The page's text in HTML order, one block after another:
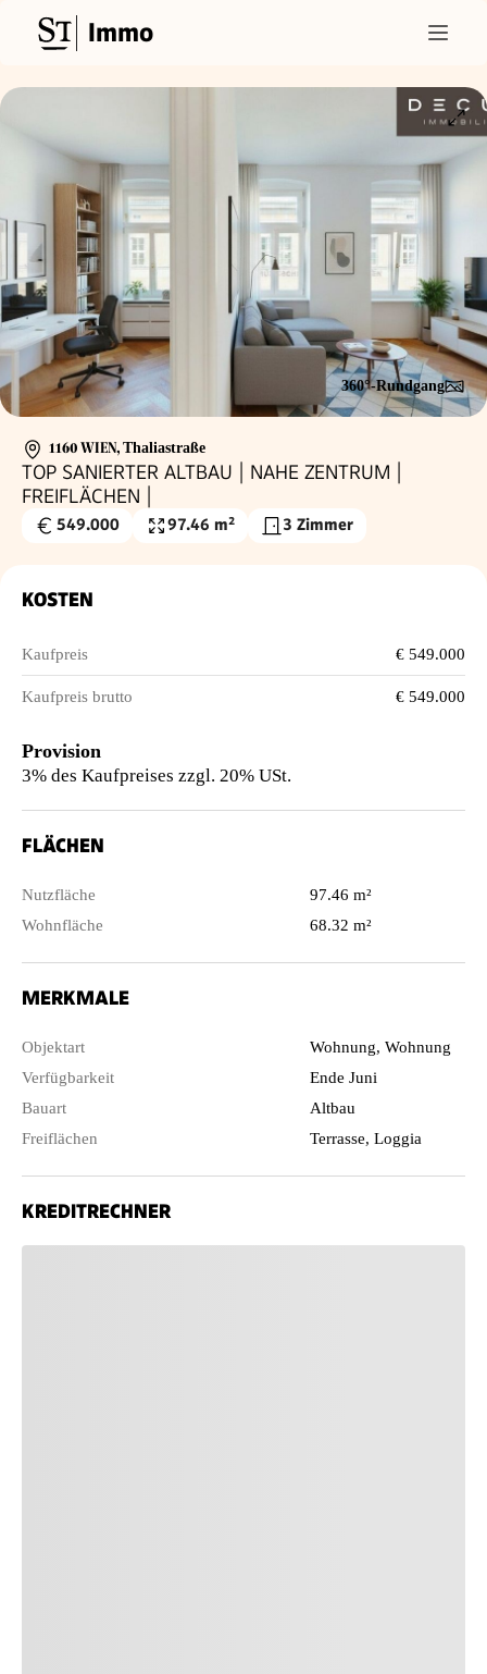
Immo
360°-Rundgang
1160 WIEN, Thaliastraße
TOP SANIERTER ALTBAU | NAHE ZENTRUM |
FREIFLÄCHEN |
Kaufpreis
549.000
Nutzfläche
97.46 m² 3 Zimmer
KOSTEN
Kaufpreis € 549.000
Kaufpreis brutto € 549.000
Provision
3% des Kaufpreises zzgl. 20% USt.
FLÄCHEN
Nutzfläche
97.46 m²
Wohnfläche
68.32 m²
MERKMALE
Objektart
Wohnung, Wohnung
Verfügbarkeit
Ende Juni
Bauart
Altbau
Freiflächen
Terrasse, Loggia
KREDITRECHNER